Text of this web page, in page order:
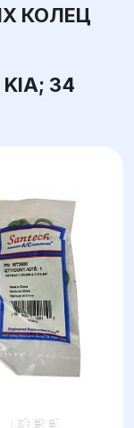
КОЛЕЦ
34